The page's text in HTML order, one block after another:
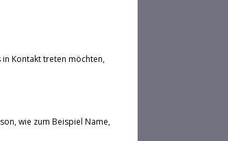
in Kontakt treten möchten,
wie zum Beispiel Name,